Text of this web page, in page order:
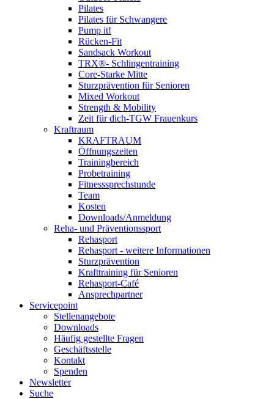
Pilates
Pilates für Schwangere
Pump it!
Rücken-Fit
Sandsack Workout
TRX®- Schlingentraining
Core-Starke Mitte
Sturzprävention für Senioren
Mixed Workout
Strength & Mobility
Zeit für dich-TGW Frauenkurs
Kraftraum
KRAFTRAUM
Öffnungszeiten
Trainingbereich
Probetraining
Fitnesssprechstunde
Team
Kosten
Downloads/Anmeldung
Reha- und Präventionssport
Rehasport
Rehasport - weitere Informationen
Sturzprävention
Krafttraining für Senioren
Rehasport-Café
Ansprechpartner
Servicepoint
Stellenangebote
Downloads
Häufig gestellte Fragen
Geschäftsstelle
Kontakt
Spenden
Newsletter
Suche